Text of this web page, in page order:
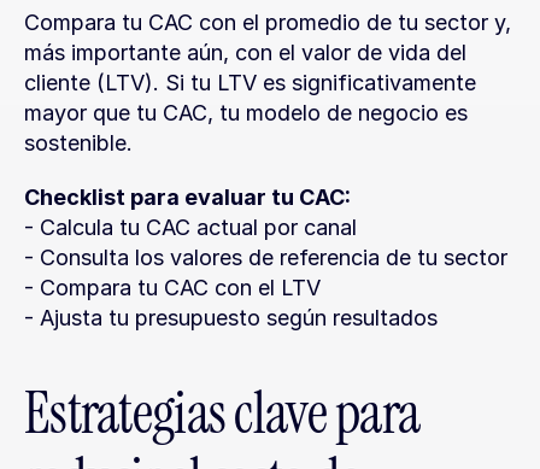
Compara tu CAC con el promedio de tu sector y,
más importante aún, con el valor de vida del
cliente (LTV). Si tu LTV es significativamente
mayor que tu CAC, tu modelo de negocio es
sostenible.
Checklist para evaluar tu CAC:
- Calcula tu CAC actual por canal
- Consulta los valores de referencia de tu sector
- Compara tu CAC con el LTV
- Ajusta tu presupuesto según resultados
Estrategias clave para